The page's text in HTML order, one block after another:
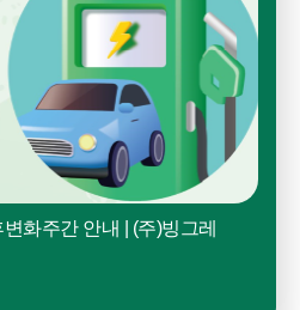
화주간 안내 | (주)빙그레